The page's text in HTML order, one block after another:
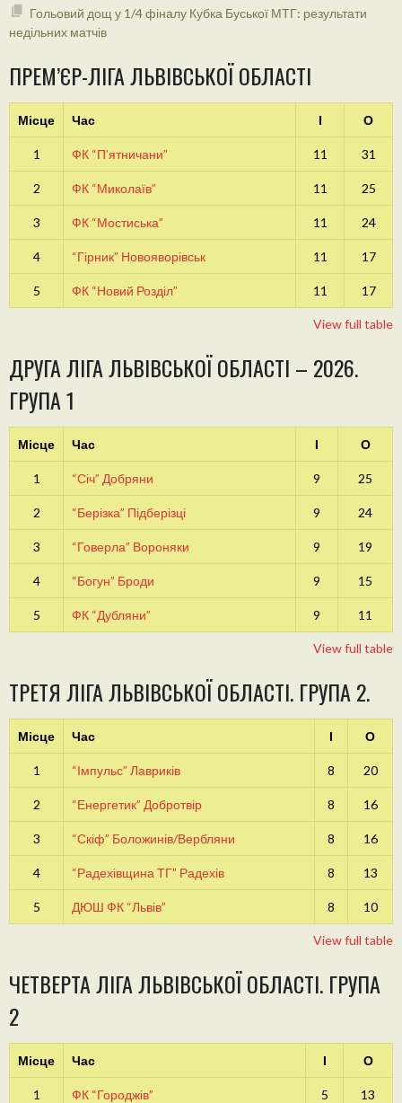
Гольовий дощ у 1/4 фіналу Кубка Буської МТГ: результати
недільних матчів
ПРЕМ’ЄР-ЛІГА ЛЬВІВСЬКОЇ ОБЛАСТІ
Місце Час І О
1 ФК “П’ятничани” 11 31
2 ФК “Миколаїв” 11 25
3 ФК “Мостиська” 11 24
4 “Гірник” Новояворівськ 11 17
5 ФК “Новий Розділ” 11 17
View full table
ДРУГА ЛІГА ЛЬВІВСЬКОЇ ОБЛАСТІ – 2026.
ГРУПА 1
Місце Час І О
1 “Січ” Добряни 9 25
2 “Берізка” Підберізці 9 24
3 “Говерла” Вороняки 9 19
4 “Богун” Броди 9 15
5 ФК “Дубляни” 9 11
View full table
ТРЕТЯ ЛІГА ЛЬВІВСЬКОЇ ОБЛАСТІ. ГРУПА 2.
Місце Час І О
1 “Імпульс” Лавриків 8 20
2 “Енергетик” Добротвір 8 16
3 “Скіф” Боложинів/Вербляни 8 16
4 “Радехівщина ТГ” Радехів 8 13
5 ДЮШ ФК “Львів” 8 10
View full table
ЧЕТВЕРТА ЛІГА ЛЬВІВСЬКОЇ ОБЛАСТІ. ГРУПА
2
Місце Час І О
1 ФК “Городжів” 5 13